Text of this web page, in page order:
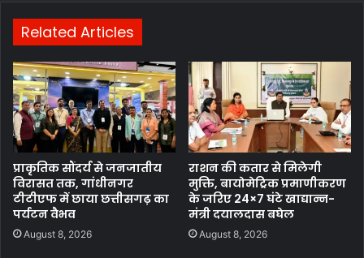
Related Articles
प्राकृतिक सौंदर्य से जनजातीय
विरासत तक, गांधीनगर
टीटीएफ में छाया छत्तीसगढ़ का
पर्यटन वैभव
August 8, 2026
राशन की कतार से मिलेगी
मुक्ति, बायोमेट्रिक प्रमाणीकरण
के जरिए 24×7 घंटे खाद्यान्न-
मंत्री दयालदास बघेल
August 8, 2026